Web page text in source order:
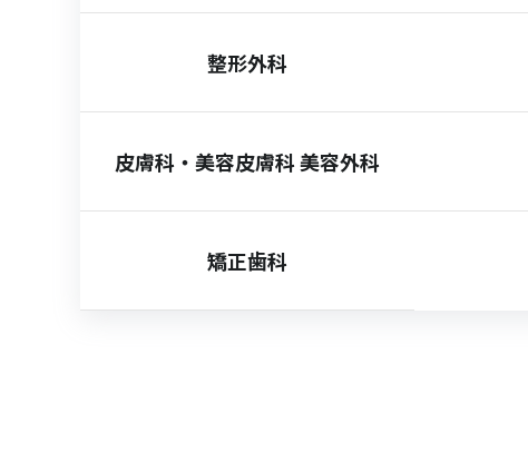
整形外科
皮膚科・美容皮膚科 美容外科
矯正歯科